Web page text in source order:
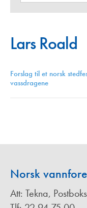
Lars Roald
Forslag til et norsk
vassdragene
Norsk
Att: Tekna,